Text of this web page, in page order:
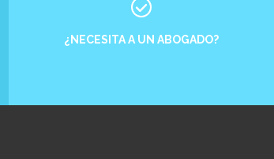
¿NECESITA A UN ABOGADO?